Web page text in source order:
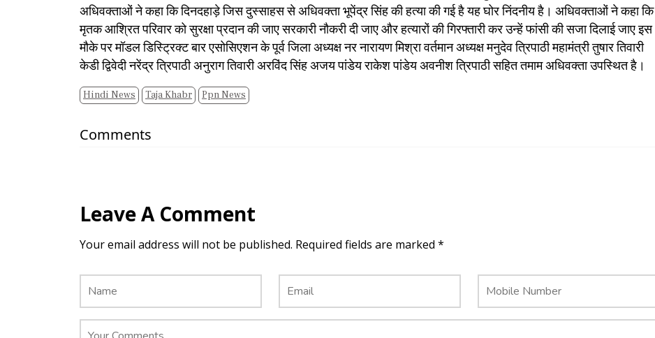
अधिवक्ताओं ने कहा कि दिनदहाड़े जिस दुस्साहस से अधिवक्ता भूपेंद्र सिंह की हत्या की गई है यह घोर निंदनीय है। अधिवक्ताओं ने कहा कि
मृतक आश्रित परिवार को सुरक्षा प्रदान की जाए सरकारी नौकरी दी जाए और हत्यारों की गिरफ्तारी कर उन्हें फांसी की सजा दिलाई जाए इस
मौके पर मॉडल डिस्ट्रिक्ट बार एसोसिएशन के पूर्व जिला अध्यक्ष नर नारायण मिश्रा वर्तमान अध्यक्ष मनुदेव त्रिपाठी महामंत्री तुषार तिवारी
केडी द्विवेदी नरेंद्र त्रिपाठी अनुराग तिवारी अरविंद सिंह अजय पांडेय राकेश पांडेय अवनीश त्रिपाठी सहित तमाम अधिवक्ता उपस्थित है।
Hindi News Taja Khabr Ppn News
Comments
Leave A Comment
Your email address will not be published. Required fields are marked *